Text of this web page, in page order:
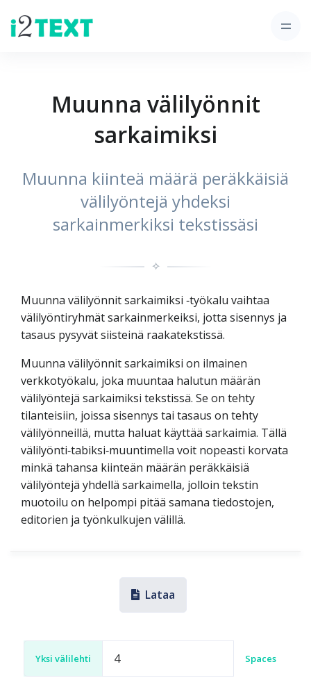
Muunna välilyönnit
sarkaimiksi
Muunna kiinteä määrä peräkkäisiä
välilyöntejä yhdeksi
sarkainmerkiksi tekstissäsi
✧
Muunna välilyönnit sarkaimiksi ‑työkalu vaihtaa
välilyöntiryhmät sarkainmerkeiksi, jotta sisennys ja
tasaus pysyvät siisteinä raakatekstissä.
Muunna välilyönnit sarkaimiksi on ilmainen
verkkotyökalu, joka muuntaa halutun määrän
välilyöntejä sarkaimiksi tekstissä. Se on tehty
tilanteisiin, joissa sisennys tai tasaus on tehty
välilyönneillä, mutta haluat käyttää sarkaimia. Tällä
välilyönti‑tabiksi‑muuntimella voit nopeasti korvata
minkä tahansa kiinteän määrän peräkkäisiä
välilyöntejä yhdellä sarkaimella, jolloin tekstin
muotoilu on helpompi pitää samana tiedostojen,
editorien ja työnkulkujen välillä.
Lataa
Yksi välilehti Spaces